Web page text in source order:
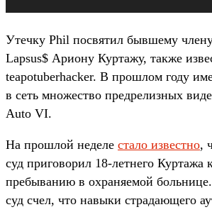
Утечку Phil посвятил бывшему
Lapsus$ Ариону Куртажу, также
teapotuberhacker. В прошлом году
в сеть множество предрелизных
Auto VI.
На прошлой неделе стало известно,
суд приговорил 18-летнего Куртажа
пребыванию в охраняемой
суд счел, что навыки страдающего